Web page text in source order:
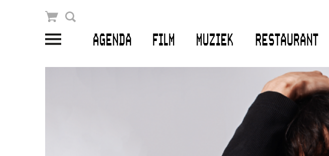
AGENDA FILM MUZIEK RESTAURANT
Winkelmandje
PLAN JE BEZOEK